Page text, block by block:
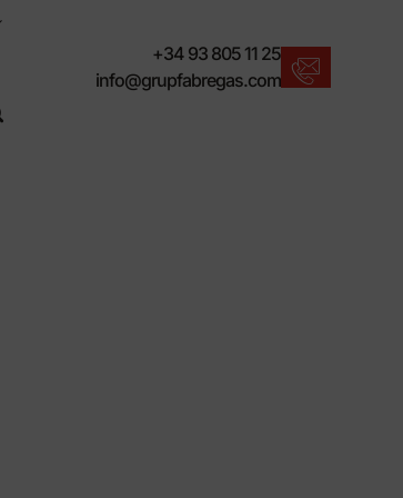
+34 93 805 11 25
info@grupfabregas.com